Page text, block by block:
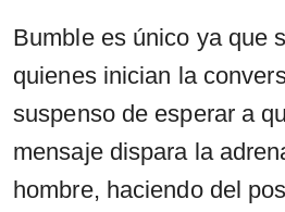
Bumble es único ya que
quienes inician la
suspenso de esperar a
mensaje dispara la
hombre, haciendo del